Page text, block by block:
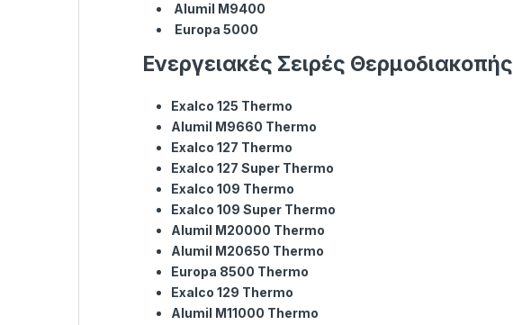
Alumil M9400
Europa 5000
Ενεργειακές Σειρές Θερμοδιακοπής
Exalco 125 Thermo
Alumil M9660 Thermo
Exalco 127 Thermo
Exalco 127 Super Thermo
Exalco 109 Thermo
Exalco 109 Super Thermo
Alumil M20000 Thermo
Alumil M20650 Thermo
Europa 8500 Thermo
Exalco 129 Thermo
Alumil M11000 Thermo